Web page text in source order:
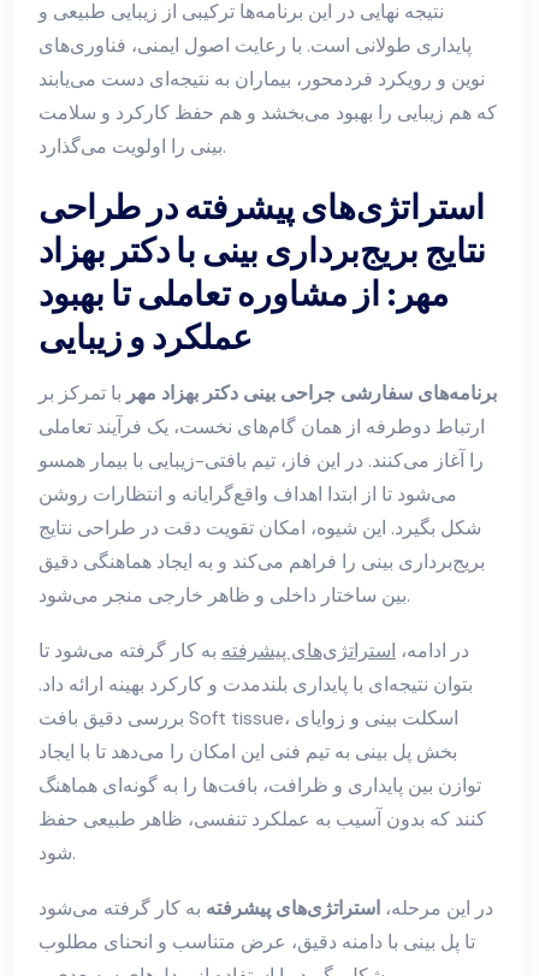
نتیجه نهایی در این برنامه‌ها ترکیبی از زیبایی طبیعی و
پایداری طولانی است. با رعایت اصول ایمنی، فناوری‌های
نوین و رویکرد فردمحور، بیماران به نتیجه‌ای دست می‌یابند
که هم زیبایی را بهبود می‌بخشد و هم حفظ کارکرد و سلامت
بینی را اولویت می‌گذارد.
استراتژی‌های پیشرفته در طراحی
نتایج بریج‌برداری بینی با دکتر بهزاد
مهر: از مشاوره تعاملی تا بهبود
عملکرد و زیبایی
برنامه‌های سفارشی جراحی بینی دکتر بهزاد مهر با تمرکز بر
ارتباط دوطرفه از همان گام‌های نخست، یک فرآیند تعاملی
را آغاز می‌کنند. در این فاز، تیم بافتی-زیبایی با بیمار همسو
می‌شود تا از ابتدا اهداف واقع‌گرایانه و انتظارات روشن
شکل بگیرد. این شیوه، امکان تقویت دقت در طراحی نتایج
بریج‌برداری بینی را فراهم می‌کند و به ایجاد هماهنگی دقیق
بین ساختار داخلی و ظاهر خارجی منجر می‌شود.
در ادامه، استراتژی‌های پیشرفته به کار گرفته می‌شود تا
بتوان نتیجه‌ای با پایداری بلندمدت و کارکرد بهینه ارائه داد.
بررسی دقیق بافت Soft tissue، اسکلت بینی و زوایای
بخش پل بینی به تیم فنی این امکان را می‌دهد تا با ایجاد
توازن بین پایداری و ظرافت، بافت‌ها را به گونه‌ای هماهنگ
کنند که بدون آسیب به عملکرد تنفسی، ظاهر طبیعی حفظ
شود.
در این مرحله، استراتژی‌های پیشرفته به کار گرفته می‌شود
تا پل بینی با دامنه دقیق، عرض متناسب و انحنای مطلوب